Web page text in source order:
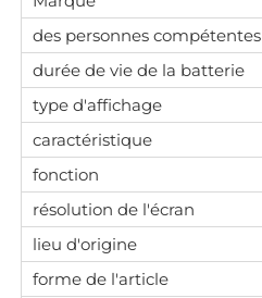
des personnes compétentes
durée de vie de la batterie
type d'affichage
caractéristique
fonction
résolution de l'écran
lieu d'origine
forme de l'article